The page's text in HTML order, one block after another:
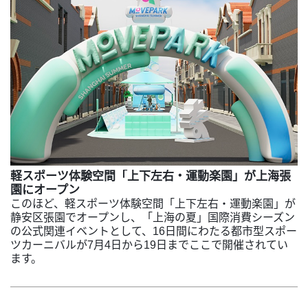
軽スポーツ体験空間「上下左右・運動楽園」が上海張
園にオープン
このほど、軽スポーツ体験空間「上下左右・運動楽園」が
静安区張園でオープンし、「上海の夏」国際消費シーズン
の公式関連イベントとして、16日間にわたる都市型スポー
ツカーニバルが7月4日から19日までここで開催されてい
ます。